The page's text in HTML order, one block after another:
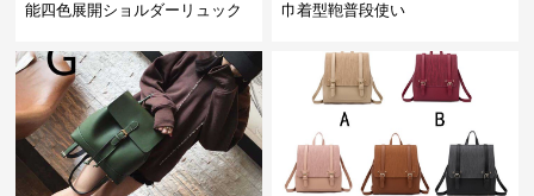
能四色展開ショルダーリュック
巾着型鞄普段使い